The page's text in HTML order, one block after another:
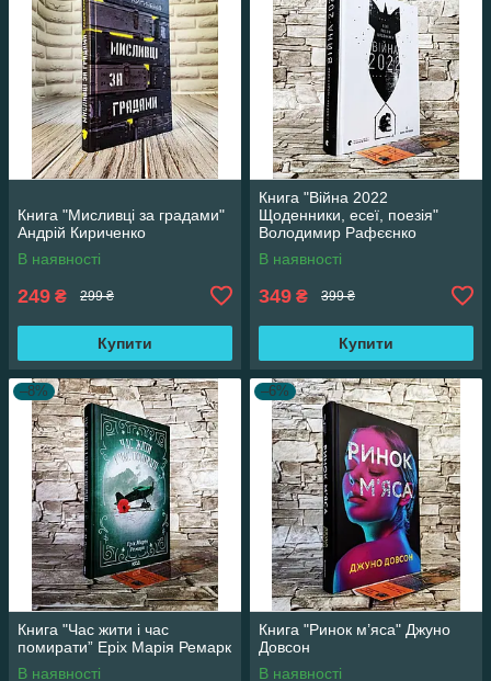
Книга "Мисливці за градами"
Андрій Кириченко
В наявності
249 ₴ 299 ₴
Купити
Книга "Війна 2022
Щоденники, есеї, поезія"
Володимир Рафєєнко
В наявності
349 ₴ 399 ₴
Купити
–8%
Книга "Час жити і час
помирати” Еріх Марія Ремарк
В наявності
–6%
Книга "Ринок м’яса" Джуно
Довсон
В наявності